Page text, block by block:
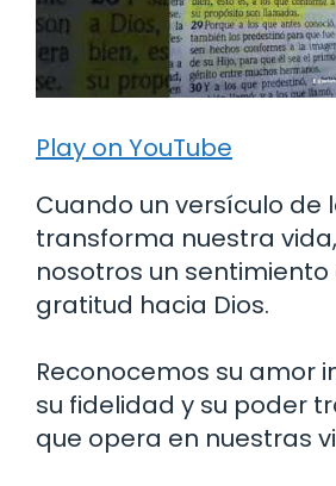
Play on YouTube
Cuando un versículo de
transforma nuestra
nosotros un
gratitud hacia Dios.
Reconocemos su amor
su fidelidad y su poder
que opera en nuestras